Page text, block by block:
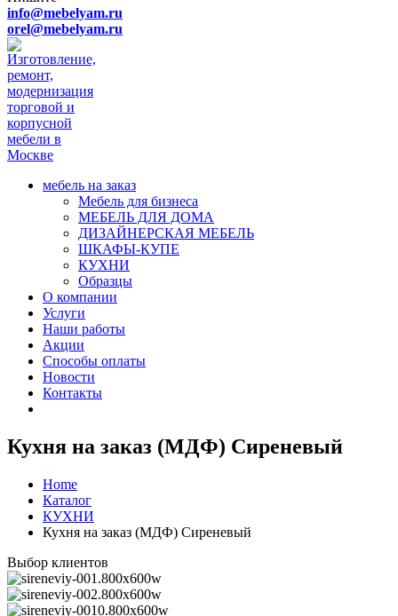
info@mebelyam.ru
orel@mebelyam.ru
мебель на заказ
Мебель для бизнеса
МЕБЕЛЬ ДЛЯ ДОМА
ДИЗАЙНЕРСКАЯ МЕБЕЛЬ
ШКАФЫ-КУПЕ
КУХНИ
Образцы
О компании
Услуги
Наши работы
Акции
Способы оплаты
Новости
Контакты
Кухня на заказ (МДФ) Сиреневый
Home
Каталог
КУХНИ
Кухня на заказ (МДФ) Сиреневый
Выбор клиентов